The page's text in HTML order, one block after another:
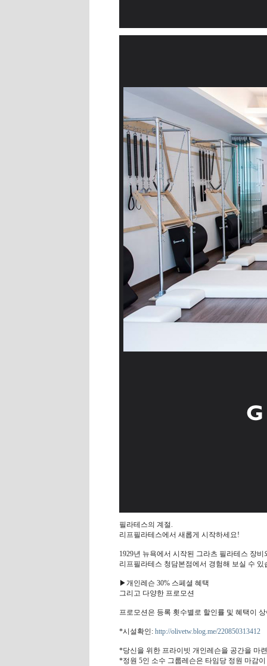
필라테스의 계절.
리프필라테스에서 새롭게 시작하세요!
1929년 뉴욕에서 시작된 그라츠 필라테스 장
리프필라테스 청담본점에서 경험해 보실 수 있
▶개인레슨 30% 스페셜 혜택
그리고 다양한 프로모션
프로모션은 등록 횟수별로 할인률 및 혜택이
*시설확인: http://olivetw.blog.me/220850313412
*당신을 위한 프라이빗 개인레슨을 공간을 마
*정원 5인 소수 그룹레슨은 타임당 정원 마감